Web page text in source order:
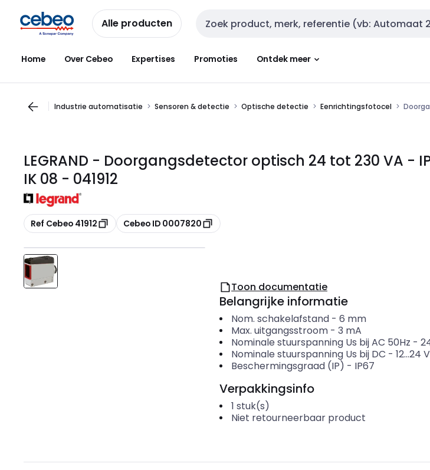
naar
navigatie
naar
inhoud
Alle producten Zoekveld invoer
Home Over Cebeo Expertises Promoties Ontdek meer
Industrie automatisatie Sensoren & detectie Optische detectie Eenrichtingsfotocel
LEGRAND - Doorgangsdetector optisch 24 tot 230 VA -
IK 08 - 041912
Kopiëren
Ref Cebeo 41912 Kopiëren
Cebeo ID 0007820
Toon documentatie
Belangrijke informatie
Nom. schakelafstand- 6 mm
Max. uitgangsstroom- 3 mA
Nominale stuurspanning Us bij AC 50Hz -
Nominale stuurspanning Us bij DC - 12...24 V
Beschermingsgraad (IP) - IP67
Verpakkingsinfo
1 stuk(s)
Niet retourneerbaar product